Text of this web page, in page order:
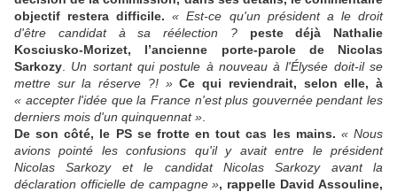
objectif restera difficile. « Est-ce qu'un président a le droit
d'être candidat à sa réélection ?
peste déjà Nathalie
Kosciusko-Morizet, l’ancienne porte-parole de Nicolas
Sarkozy
Un sortant qui postule à nouveau à l'Élysée doit-il se
mettre sur la réserve ?! » Ce qui reviendrait, selon elle, à
« accepter l'idée que la France n'est plus gouvernée pendant les
derniers mois d'un quinquennat »
De son côté, le PS se frotte en tout cas les mains. « Nous
avions pointé les confusions qu'il y avait entre le président
Nicolas Sarkozy et le candidat Nicolas Sarkozy avant la
déclaration officielle de campagne », rappelle David Assouline,